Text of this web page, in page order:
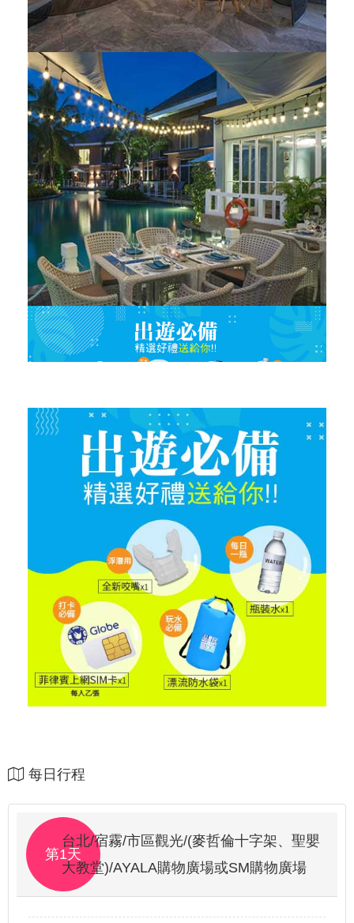
每日行程
第1天
台北/宿霧/市區觀光/(麥哲倫十字架、聖嬰
大教堂)/AYALA購物廣場或SM購物廣場